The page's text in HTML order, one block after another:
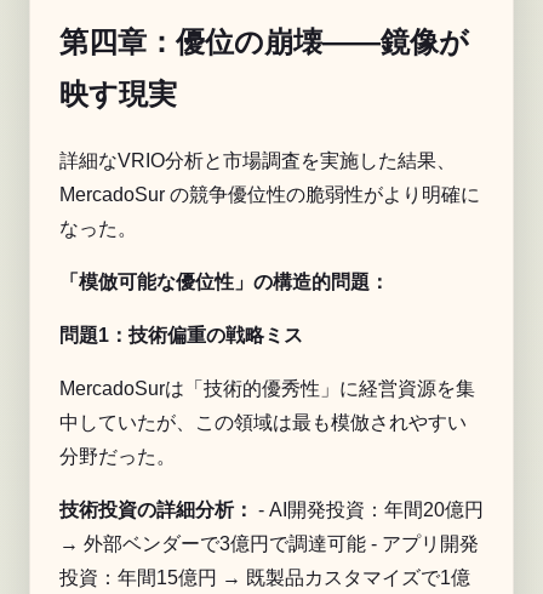
第四章：優位の崩壊――鏡像が
映す現実
詳細なVRIO分析と市場調査を実施した結果、
MercadoSur の競争優位性の脆弱性がより明確に
なった。
「模倣可能な優位性」の構造的問題：
問題1：技術偏重の戦略ミス
MercadoSurは「技術的優秀性」に経営資源を集
中していたが、この領域は最も模倣されやすい
分野だった。
技術投資の詳細分析： - AI開発投資：年間20億円
→ 外部ベンダーで3億円で調達可能 - アプリ開発
投資：年間15億円 → 既製品カスタマイズで1億